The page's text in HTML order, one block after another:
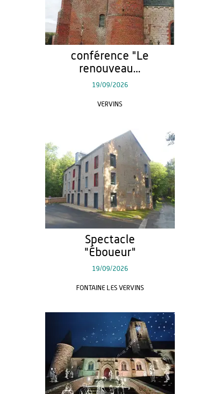
conférence "Le
renouveau...
19/09/2026
VERVINS
Spectacle
"Éboueur"
19/09/2026
FONTAINE LES VERVINS